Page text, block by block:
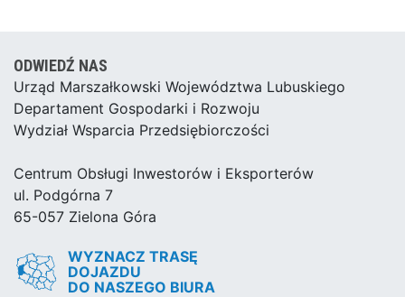
ODWIEDŹ NAS
Urząd Marszałkowski Województwa Lubuskiego
Departament Gospodarki i Rozwoju
Wydział Wsparcia Przedsiębiorczości
Centrum Obsługi Inwestorów i Eksporterów
ul. Podgórna 7
65-057 Zielona Góra
WYZNACZ TRASĘ
DOJAZDU
DO NASZEGO BIURA